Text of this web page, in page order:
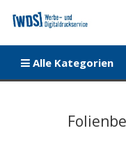
Alle Kategorien